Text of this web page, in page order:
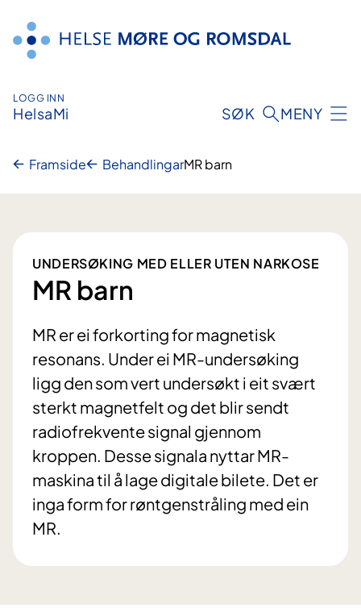
innhald
LOGG INN
HelsaMi SØK MENY
Framside BehandlingarMR barn
UNDERSØKING MED ELLER UTEN NARKOSE
MR barn
MR er ei forkorting for magnetisk
resonans. Under ei MR-undersøking
ligg den som vert undersøkt i eit svært
sterkt magnetfelt og det blir sendt
radiofrekvente signal gjennom
kroppen. Desse signala nyttar MR-
maskina til å lage digitale bilete. Det er
inga form for røntgenstråling med ein
MR.